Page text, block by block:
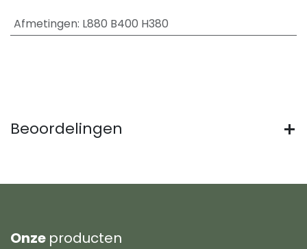
Afmetingen: L880 B400 H380
Beoordelingen
Onze producten